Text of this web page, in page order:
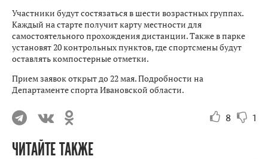
Участники будут состязаться в шести возрастных группах.
Каждый на старте получит карту местности для
самостоятельного прохождения дистанции. Также в парке
установят 20 контрольных пунктов, где спортсмены будут
оставлять компостерные отметки.
Прием заявок открыт до 22 мая. Подробности на
Департаменте спорта Ивановской области.
8 1
ЧИТАЙТЕ ТАКЖЕ